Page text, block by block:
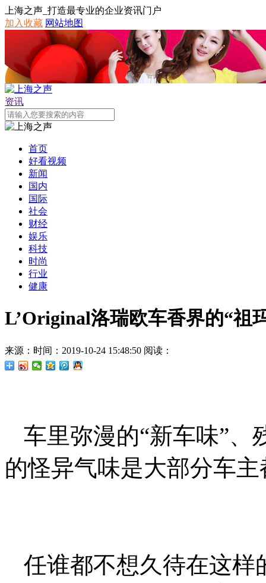
上海之声_打造最专业的企业资讯门户
加入收藏 网站地图
资讯
首页
好看视频
新闻
国内
国际
社会
财经
娱乐
科技
时尚
行业
健康
L’Original洛瑞欧车香界的“祖
来源： 时间：2019-10-24 15:48:50 阅读：
车里弥漫的“新车味”、
的怪异气味是大部分车
任谁都不想久待在这样